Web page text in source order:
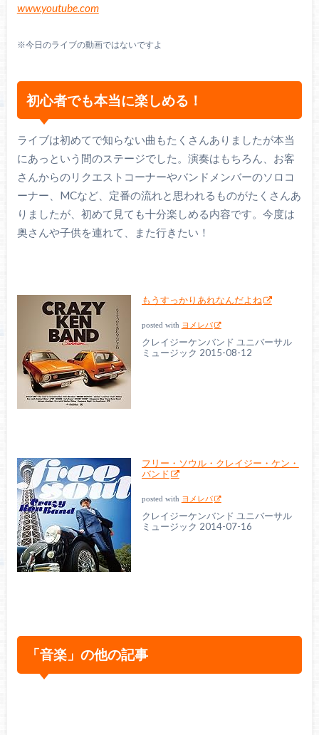
www.youtube.com
※今日のライブの動画ではないですよ
初心者でも本当に楽しめる！
ライブは初めてで知らない曲もたくさんありましたが本当
にあっという間のステージでした。演奏はもちろん、お客
さんからのリクエストコーナーやバンドメンバーのソロコ
ーナー、MCなど、定番の流れと思われるものがたくさんあ
りましたが、初めて見ても十分楽しめる内容です。今度は
奥さんや子供を連れて、また行きたい！
もうすっかりあれなんだよね
posted with ヨメレバ
クレイジーケンバンド ユニバーサル
ミュージック 2015-08-12
フリー・ソウル・クレイジー・ケン・
バンド
posted with ヨメレバ
クレイジーケンバンド ユニバーサル
ミュージック 2014-07-16
「音楽」の他の記事